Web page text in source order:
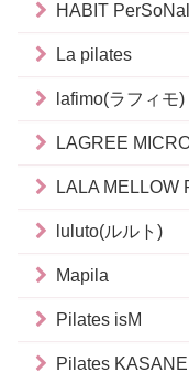
HABIT
La pilates
lafimo(ラフィモ)
LAGREE
LALA MELLOW
luluto(ルルト)
Mapila
Pilates isM
Pilates KASANE